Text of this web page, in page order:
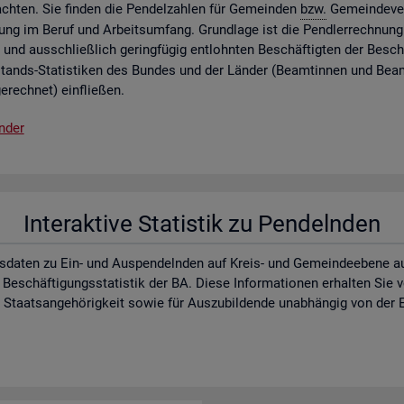
Sie fin­den die Pen­del­zah­len für Ge­mein­den bzw.
im Beruf und Ar­beits­um­fang. Grund­la­ge ist die
aus­schlie­ß­lich ge­ring­fü­gig ent­lohn­ten Be­schäf­tig­ten der
Sta­tis­ti­ken des Bun­des und der Län­der (Be­am­tin­nen und
ein­flie­ßen.
In­ter­ak­ti­ve Sta­tis­tik zu Pen­deln­den
zu Ein- und Aus­pen­deln­den auf Kreis- und
der BA. Diese In­for­ma­tio­nen er­hal­ten Sie
sowie für Aus­zu­bil­den­de un­ab­hän­gig von der